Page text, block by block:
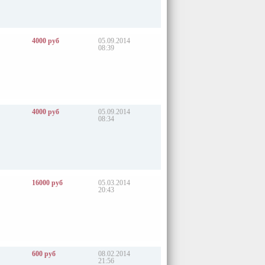
05.09.2014
08:39
4000 руб
05.09.2014
08:34
4000 руб
05.03.2014
20:43
16000 руб
08.02.2014
21:56
600 руб